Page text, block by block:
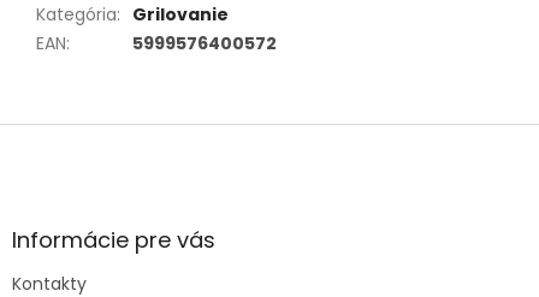
Kategória: Grilovanie
EAN: 5999576400572
e
Informácie pre vás
Kontakty